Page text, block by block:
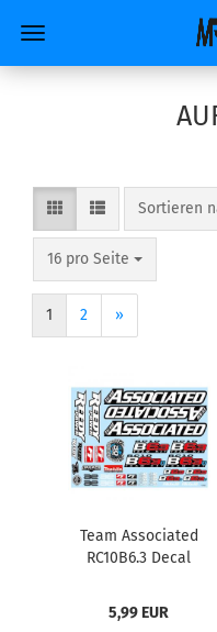
Sortieren
Sortieren
16 pro Seite
pro Seite
1 2 »
Team Associated
RC10B6.3 Decal
5,99 EUR